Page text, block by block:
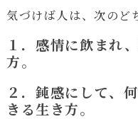
気づけば人は、次のど
１．感情に飲まれ
方。
２．鈍感にして、
きる生き方。